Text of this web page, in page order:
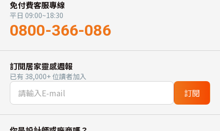
免付費客服專線
平日 09:00~18:30
0800-366-086
訂閱居家靈感週報
已有 38,000+ 位讀者加入
訂閱